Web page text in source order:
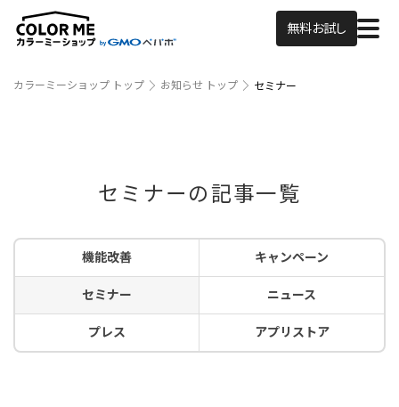
無料お試し
カラーミーショップ トップ お知らせ トップ セミナー
セミナーの記事一覧
機能改善 キャンペーン
セミナー ニュース
プレス アプリストア